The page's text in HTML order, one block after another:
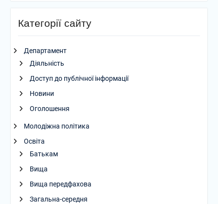
Категорії сайту
Департамент
Діяльність
Доступ до публічної інформації
Новини
Оголошення
Молодіжна політика
Освіта
Батькам
Вища
Вища передфахова
Загальна-середня